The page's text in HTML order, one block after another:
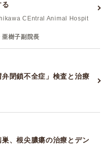
CEntral Animal Hospit
亜樹子副院長
閉鎖不全症」検査と治療
、根尖膿瘍の治療とデン